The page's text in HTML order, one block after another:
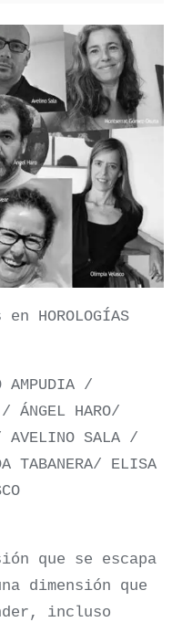
AMPUDIA /
/ ÁNGEL HARO/
AVELINO SALA /
TABANERA/ ELISA
que se escapa
dimensión que
incluso